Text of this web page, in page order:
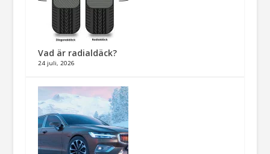
Vad är radialdäck?
24 juli, 2026